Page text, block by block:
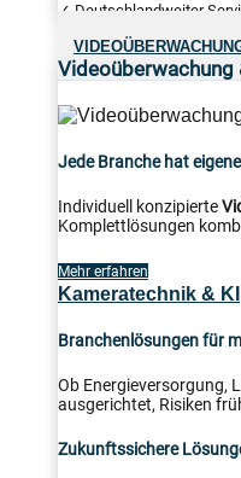
✓ Deutschlandweiter
Jede Branche hat
Individuell konzipierte
Komplettlösungen
Mehr erfahren
Kameratechnik & KI
Branchenlösungen für
Ob Energieversorgung,
ausgerichtet, Risiken
Zukunftssichere